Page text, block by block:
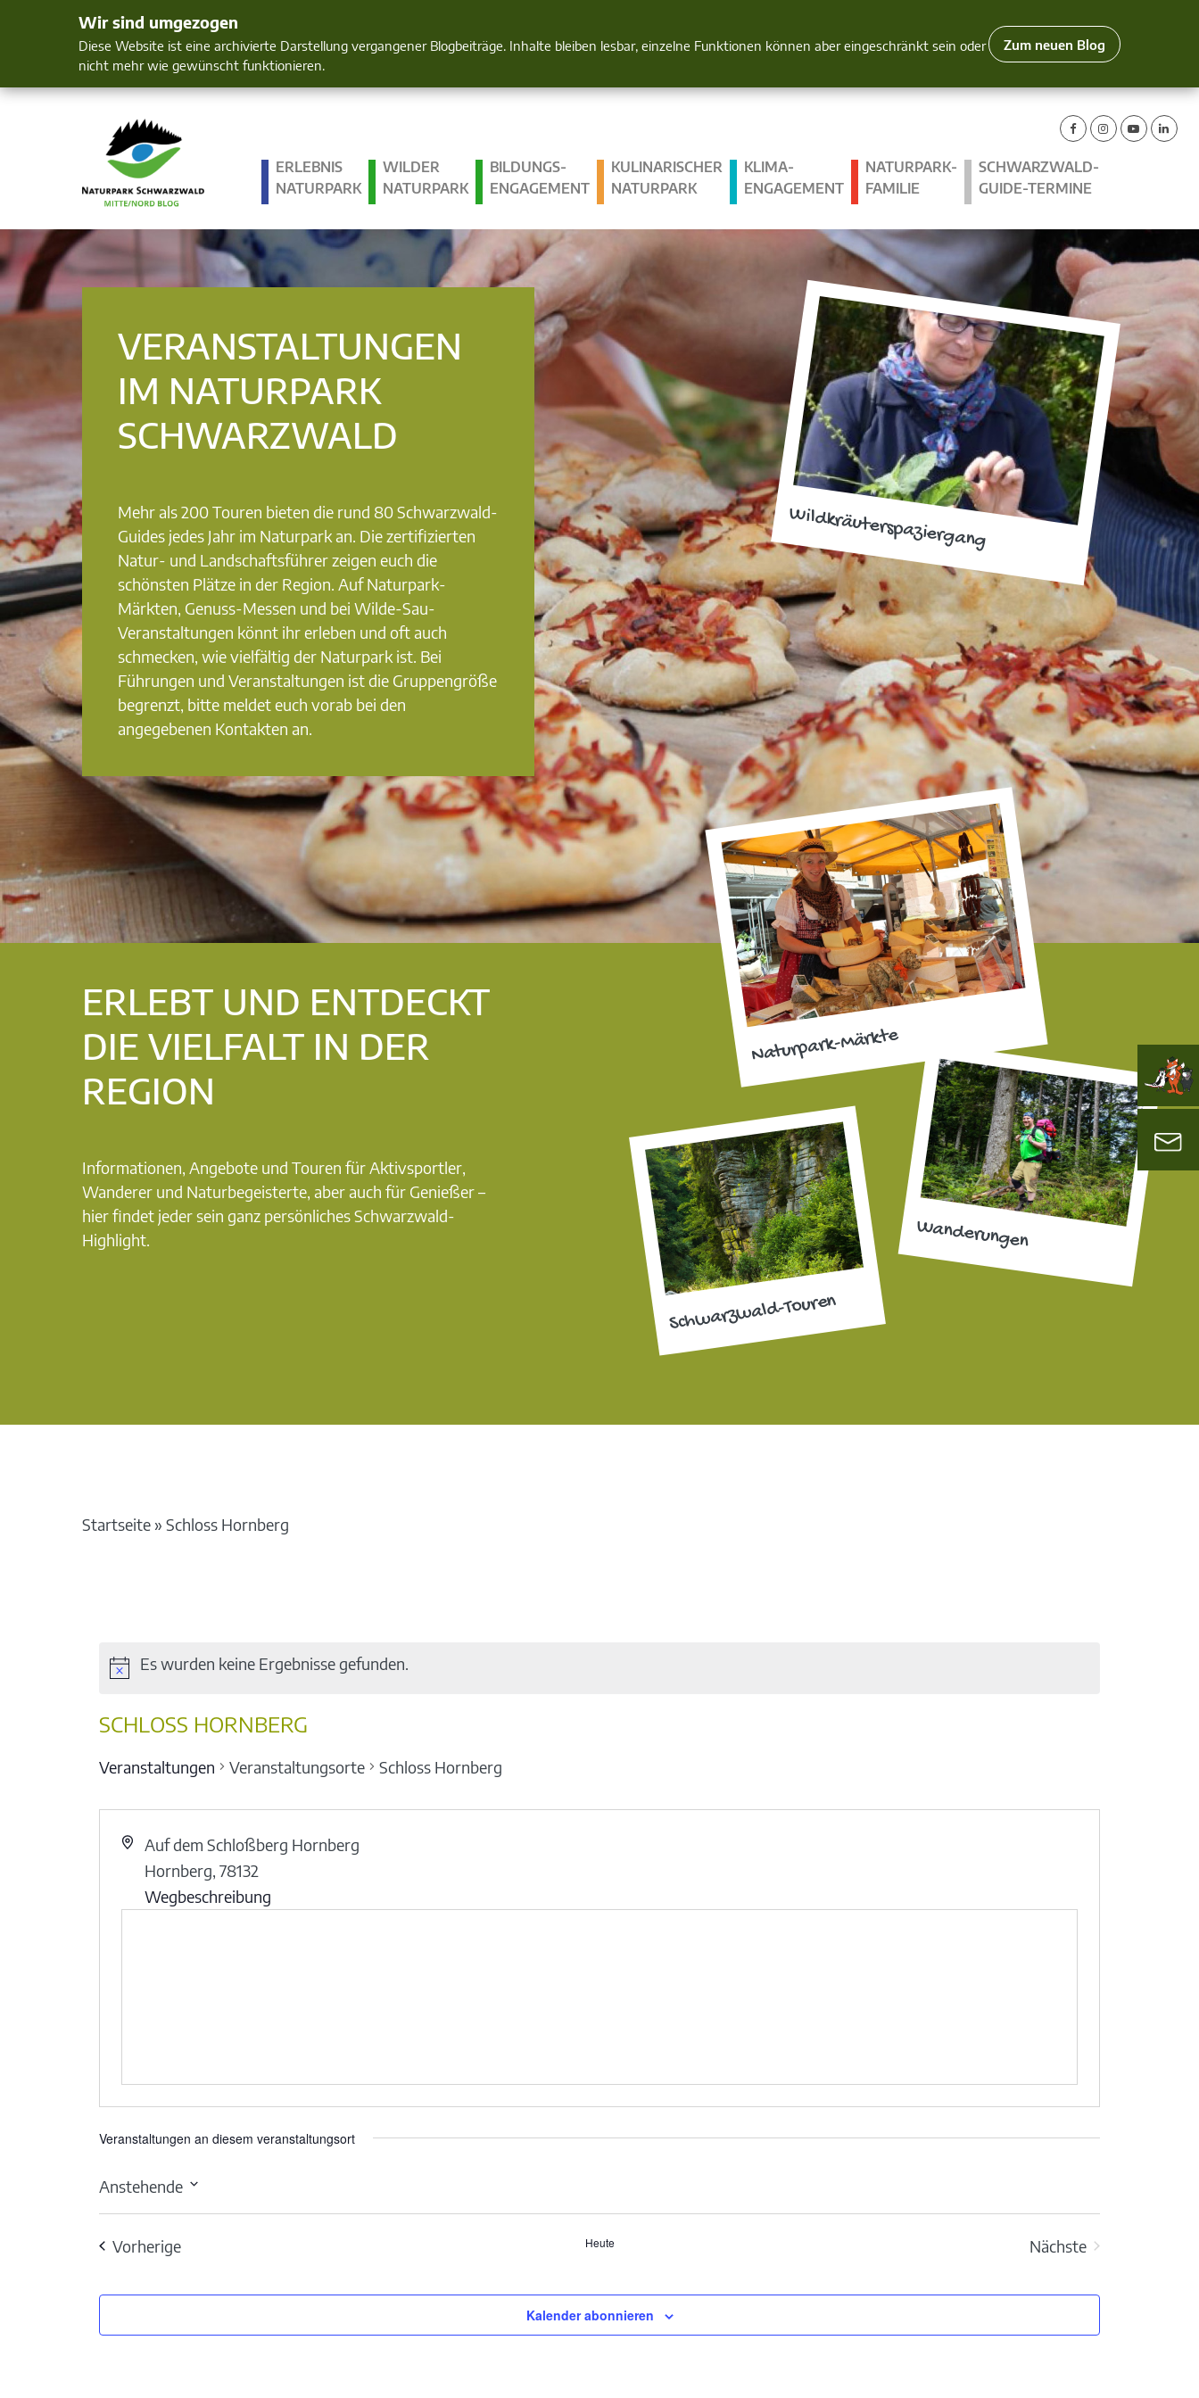
Wir sind umgezogen
Diese Website ist eine archivierte Darstellung vergangener Blogbeiträge. Inhalte bleiben lesbar, einzelne Funktionen können aber eingeschränkt sein oder
nicht mehr wie gewünscht funktionieren.
Zum neuen Blog
Mensch und Natur im Blick
ERLEBNIS
NATURPARK
WILDER
NATURPARK
BILDUNGS­
ENGAGEMENT
KULINARISCHER
NATURPARK
KLIMA­
ENGAGEMENT
NATURPARK-
FAMILIE
SCHWARZWALD-
GUIDE-TERMINE
Wildkräuterspaziergang
VERANSTALTUNGEN
IM NATURPARK
SCHWARZWALD
Mehr als 200 Touren bieten die rund 80 Schwarzwald-
Guides jedes Jahr im Naturpark an. Die zertifizierten
Natur- und Landschaftsführer zeigen euch die
schönsten Plätze in der Region. Auf Naturpark-
Märkten, Genuss-Messen und bei Wilde-Sau-
Veranstaltungen könnt ihr erleben und oft auch
schmecken, wie vielfältig der Naturpark ist. Bei
Führungen und Veranstaltungen ist die Gruppengröße
begrenzt, bitte meldet euch vorab bei den
angegebenen Kontakten an.
ERLEBT UND ENTDECKT
DIE VIELFALT IN DER
REGION
Informationen, Angebote und Touren für Aktivsportler,
Wanderer und Naturbegeisterte, aber auch für Genießer –
hier findet jeder sein ganz persönliches Schwarzwald-
Highlight.
Naturpark-Märkte
Wanderungen
Schwarzwald-Touren
Startseite» Schloss Hornberg
Es wurden keine Ergebnisse gefunden.
SCHLOSS HORNBERG
Veranstaltungen Veranstaltungsorte Schloss Hornberg
Auf dem Schloßberg Hornberg
Hornberg 78132
Wegbeschreibung
Veranstaltungen an diesem veranstaltungsort
Anstehende
Datum
VorherigeVeranstaltungen Heute
Nächste
Kalender abonnieren